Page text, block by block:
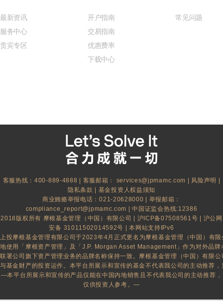
最新资讯
服务中心
贵宾专区
开户指南
交易指南
优惠费率
下载中心
常见问题
客服热线：400-889-4888 | 客服邮箱： services@jpmamc.com 风险声明
隐私条款
基金投资人权益须知
商业贿赂举报电话：021-20628000 | 举报邮箱：
compliance_report@jpmamc.com
| 中国证监会热线:12386
2018版权所有 摩根基金管理（中国）有限公司 | 沪ICP备07508561号
沪公网
安备 31011502014592号
| 本网站支持IPv6
上投摩根基金管理有限公司于2023年4月正式更名为摩根基金管理（中国）有
地使用「摩根资产管理」及「J.P. Morgan Asset Management」作为对外品
联署公司旗下资产管理业务的品牌名称保持一致。摩根基金管理（中国）有限
与基金财产的投资运作。本平台所展示和宣传的基金不代表我公司的主动推荐
—本平台所展示和宣传的产品仅能在中国内地销售且不代表我公司的主动推荐，
仅供投资人参考。—